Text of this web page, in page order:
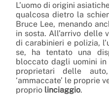
L’uomo di origini
qualcosa dietro la
Bruce Lee, menando
in sosta. All’arrivo delle
di carabinieri e polizia,
se, ha tentato una
bloccato dagli uomini
proprietari delle
‘ammaccate’ le proprie
proprio linciaggio.